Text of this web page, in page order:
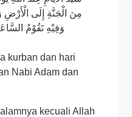
مِنَ الْجَنَّةِ إِلَى الْأَرْضِ
kurban dan hari
Nabi Adam dan
kecuali Allah